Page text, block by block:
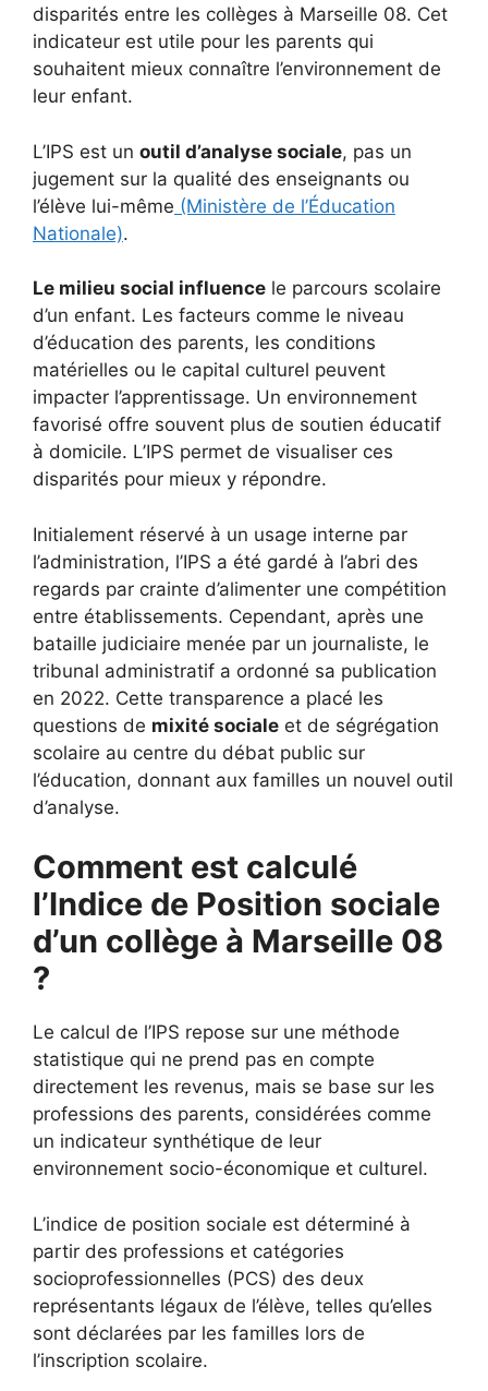
disparités entre les collèges à Marseille 08. Cet
indicateur est utile pour les parents qui
souhaitent mieux connaître l’environnement de
leur enfant.
L’IPS est un outil d’analyse sociale, pas un
jugement sur la qualité des enseignants ou
l’élève lui-même (Ministère de l’Éducation
Nationale).
Le milieu social influence le parcours scolaire
d’un enfant. Les facteurs comme le niveau
d’éducation des parents, les conditions
matérielles ou le capital culturel peuvent
impacter l’apprentissage. Un environnement
favorisé offre souvent plus de soutien éducatif
à domicile. L’IPS permet de visualiser ces
disparités pour mieux y répondre.
Initialement réservé à un usage interne par
l’administration, l’IPS a été gardé à l’abri des
regards par crainte d’alimenter une compétition
entre établissements. Cependant, après une
bataille judiciaire menée par un journaliste, le
tribunal administratif a ordonné sa publication
en 2022. Cette transparence a placé les
questions de mixité sociale et de ségrégation
scolaire au centre du débat public sur
l’éducation, donnant aux familles un nouvel outil
d’analyse.
Comment est calculé
l’Indice de Position sociale
d’un collège à Marseille 08
?
Le calcul de l’IPS repose sur une méthode
statistique qui ne prend pas en compte
directement les revenus, mais se base sur les
professions des parents, considérées comme
un indicateur synthétique de leur
environnement socio-économique et culturel.
L’indice de position sociale est déterminé à
partir des professions et catégories
socioprofessionnelles (PCS) des deux
représentants légaux de l’élève, telles qu’elles
sont déclarées par les familles lors de
l’inscription scolaire.